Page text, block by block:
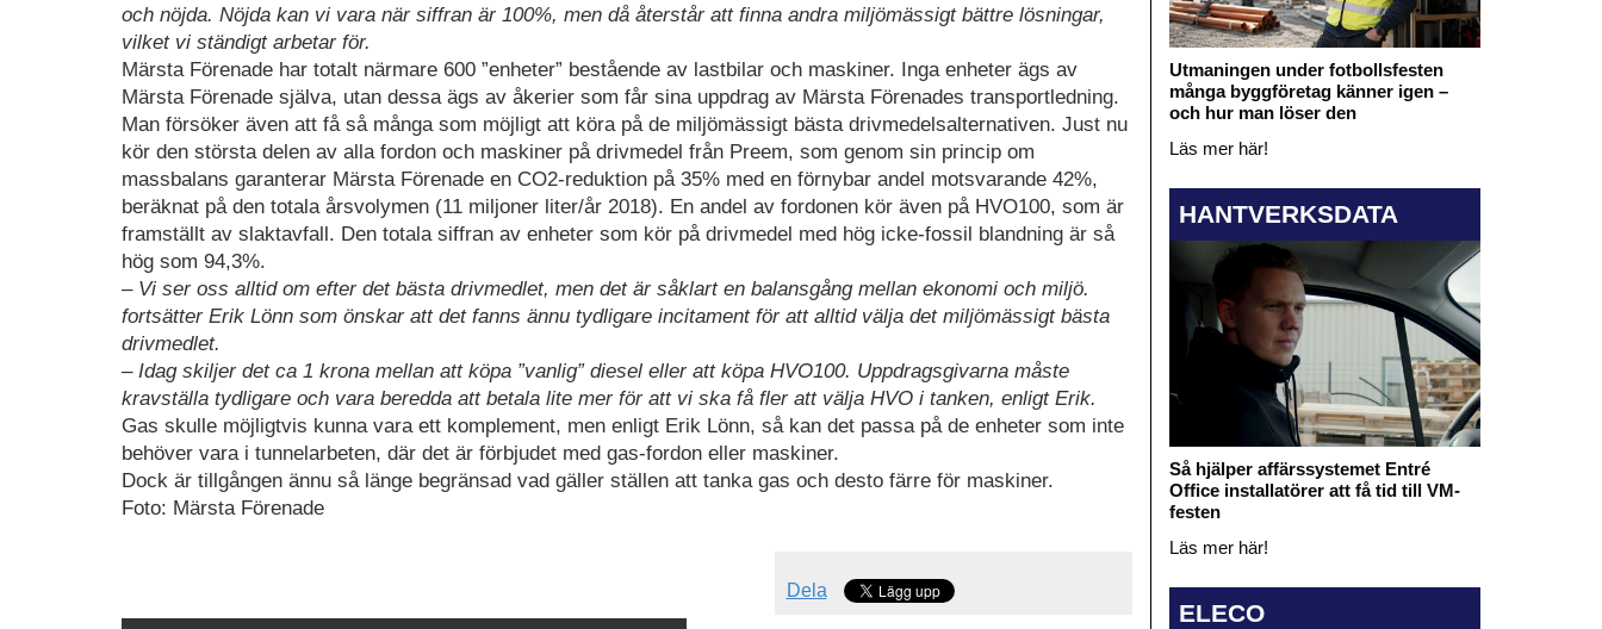
och nöjda. Nöjda kan vi vara när siffran är 100%, men då återstår att finna andra miljömässigt bättre lösningar,
vilket vi ständigt arbetar för.
Märsta Förenade har totalt närmare 600 ”enheter” bestående av lastbilar och maskiner. Inga enheter ägs av
Märsta Förenade själva, utan dessa ägs av åkerier som får sina uppdrag av Märsta Förenades transportledning.
Man försöker även att få så många som möjligt att köra på de miljömässigt bästa drivmedelsalternativen. Just nu
kör den största delen av alla fordon och maskiner på drivmedel från Preem, som genom sin princip om
massbalans garanterar Märsta Förenade en CO2-reduktion på 35% med en förnybar andel motsvarande 42%,
beräknat på den totala årsvolymen (11 miljoner liter/år 2018). En andel av fordonen kör även på HVO100, som är
framställt av slaktavfall. Den totala siffran av enheter som kör på drivmedel med hög icke-fossil blandning är så
hög som 94,3%.
– Vi ser oss alltid om efter det bästa drivmedlet, men det är såklart en balansgång mellan ekonomi och miljö.
fortsätter Erik Lönn som önskar att det fanns ännu tydligare incitament för att alltid välja det miljömässigt bästa
drivmedlet.
– Idag skiljer det ca 1 krona mellan att köpa ”vanlig” diesel eller att köpa HVO100. Uppdragsgivarna måste
kravställa tydligare och vara beredda att betala lite mer för att vi ska få fler att välja HVO i tanken, enligt Erik.
Gas skulle möjligtvis kunna vara ett komplement, men enligt Erik Lönn, så kan det passa på de enheter som inte
behöver vara i tunnelarbeten, där det är förbjudet med gas-fordon eller maskiner.
Dock är tillgången ännu så länge begränsad vad gäller ställen att tanka gas och desto färre för maskiner.
Foto: Märsta Förenade
Dela
Utmaningen under fotbollsfesten
många byggföretag känner igen –
och hur man löser den
Läs mer här!
HANTVERKSDATA
Så hjälper affärssystemet Entré
Office installatörer att få tid till VM-
festen
Läs mer här!
ELECO